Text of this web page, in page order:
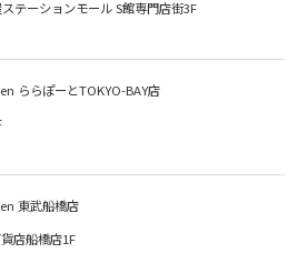
テーションモール S館専門店街3F
ららぽーとTOKYO-BAY店
東武船橋店
店船橋店1F